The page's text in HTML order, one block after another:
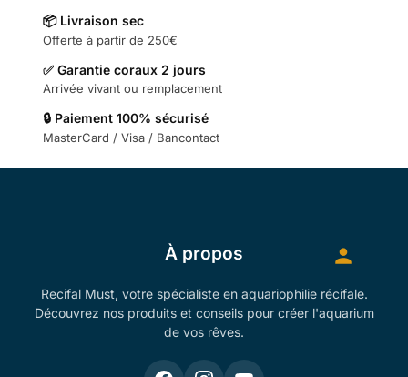
📦 Livraison sec
Offerte à partir de 250€
✅ Garantie coraux 2 jours
Arrivée vivant ou remplacement
🔒 Paiement 100% sécurisé
MasterCard / Visa / Bancontact
À propos
Recifal Must, votre spécialiste en aquariophilie récifale.
Découvrez nos produits et conseils pour créer l'aquarium
de vos rêves.